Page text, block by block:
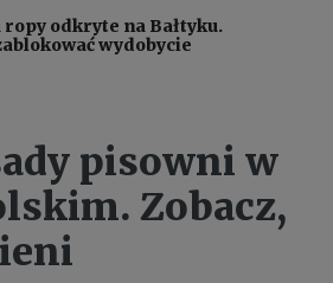
ropy odkryte na Bałtyku.
wydobycie
pisowni w
Zobacz,